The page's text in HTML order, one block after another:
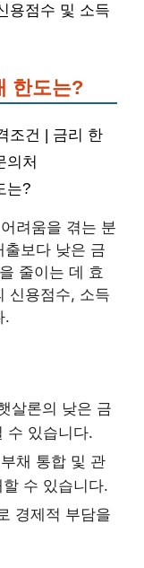
용점수 및 소득
한도는?
조건 | 금리 한
의처
는?
려움을 겪는 분
보다 낮은 금
줄이는 데 효
신용점수, 소득
.
살론의 낮은 금
수 있습니다.
채 통합 및 관
수 있습니다.
경제적 부담을